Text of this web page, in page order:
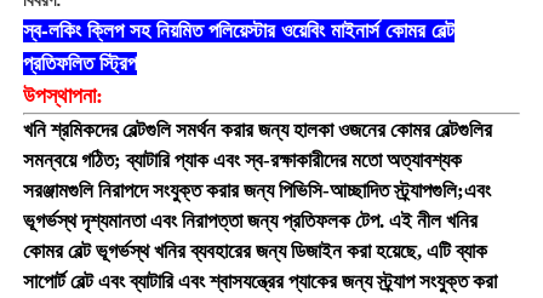
স্ব-লকিং ক্লিপ সহ নিয়মিত পলিয়েস্টার ওয়েবিং মাইনার্স কোমর বেল্ট
প্রতিফলিত স্ট্রিপ
উপস্থাপনা:
খনি শ্রমিকদের বেল্টগুলি সমর্থন করার জন্য হালকা ওজনের কোমর বেল্টগুলির
সমন্বয়ে গঠিত; ব্যাটারি প্যাক এবং স্ব-রক্ষাকারীদের মতো অত্যাবশ্যক
সরঞ্জামগুলি নিরাপদে সংযুক্ত করার জন্য পিভিসি-আচ্ছাদিত স্ট্র্যাপগুলি;এবং
ভূগর্ভস্থ দৃশ্যমানতা এবং নিরাপত্তা জন্য প্রতিফলক টেপ. এই নীল খনির
কোমর বেল্ট ভূগর্ভস্থ খনির ব্যবহারের জন্য ডিজাইন করা হয়েছে, এটি ব্যাক
সাপোর্ট বেল্ট এবং ব্যাটারি এবং শ্বাসযন্ত্রের প্যাকের জন্য স্ট্র্যাপ সংযুক্ত করা